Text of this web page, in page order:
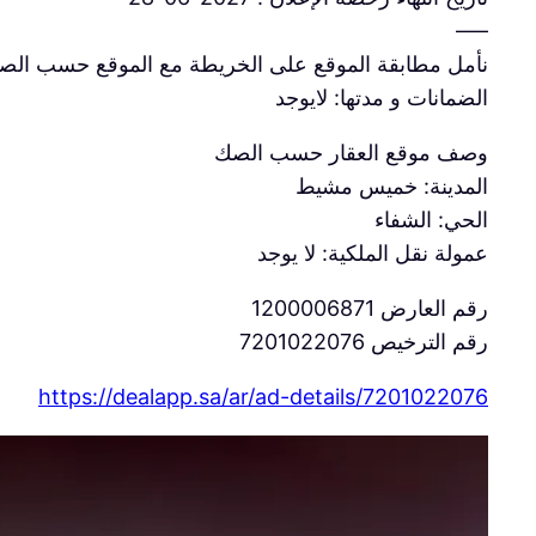
—–
نأمل مطابقة الموقع على الخريطة مع الموقع حسب
الضمانات و مدتها: لايوجد
وصف موقع العقار حسب الصك
المدينة: خميس مشيط
الحي: الشفاء
عمولة نقل الملكية: لا يوجد
رقم العارض 1200006871
رقم الترخيص 7201022076
https://dealapp.sa/ar/ad-details/7201022076